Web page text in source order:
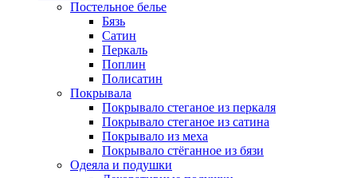
Постельное белье
Бязь
Сатин
Перкаль
Поплин
Полисатин
Покрывала
Покрывало стеганое из перкаля
Покрывало стеганое из сатина
Покрывало из меха
Покрывало стёганное из бязи
Одеяла и подушки